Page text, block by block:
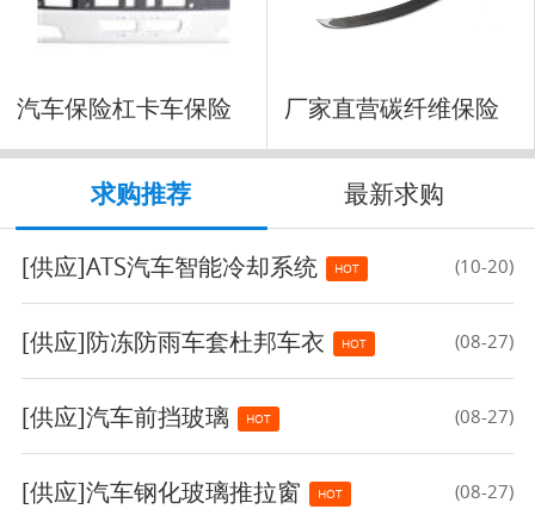
汽车保险杠卡车保险
杠前
厂家直营碳纤维保险
杠
求购推荐 最新求购
[供应]ATS汽车智能冷却系统 HOT (10-20)
[供应]防冻防雨车套杜邦车衣 HOT (08-27)
[供应]汽车前挡玻璃 HOT (08-27)
[供应]汽车钢化玻璃推拉窗 HOT (08-27)